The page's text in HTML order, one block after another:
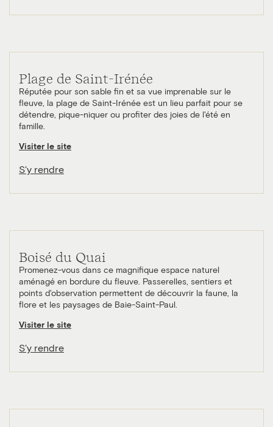
Plage de Saint-Irénée
Réputée pour son sable fin et sa vue imprenable sur le
fleuve, la plage de Saint-Irénée est un lieu parfait pour se
détendre, pique-niquer ou profiter des joies de l'été en
famille.
Visiter le site
S'y rendre
Boisé du Quai
Promenez-vous dans ce magnifique espace naturel
aménagé en bordure du fleuve. Passerelles, sentiers et
points d'observation permettent de découvrir la faune, la
flore et les paysages de Baie-Saint-Paul.
Visiter le site
S'y rendre